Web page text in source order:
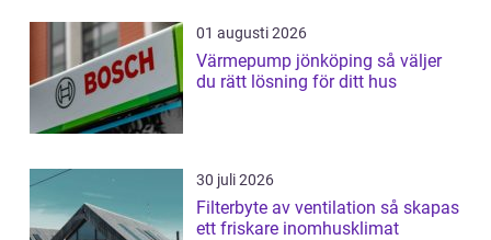
01 augusti 2026
Värmepump jönköping så väljer
du rätt lösning för ditt hus
30 juli 2026
Filterbyte av ventilation så skapas
ett friskare inomhusklimat